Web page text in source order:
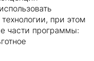
при этом
части программы: